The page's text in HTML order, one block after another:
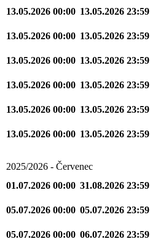
13.05.2026 00:00 13.05.2026 23:59
13.05.2026 00:00 13.05.2026 23:59
13.05.2026 00:00 13.05.2026 23:59
13.05.2026 00:00 13.05.2026 23:59
13.05.2026 00:00 13.05.2026 23:59
13.05.2026 00:00 13.05.2026 23:59
2025/2026 - Červenec
01.07.2026 00:00 31.08.2026 23:59
05.07.2026 00:00 05.07.2026 23:59
05.07.2026 00:00 06.07.2026 23:59